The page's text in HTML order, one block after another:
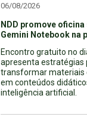
06/08/2026
NDD promove
Gemini Notebook na
Encontro gratuito no
apresenta estratégias
transformar materiais
em conteúdos
inteligência artificial.